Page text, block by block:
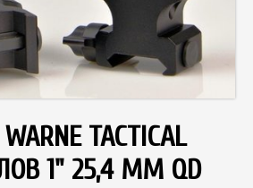
TACTICAL
1" 25,4 ММ QD